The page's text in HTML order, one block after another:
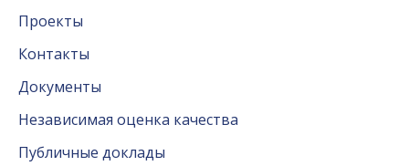
Проекты
Контакты
Документы
Независимая оценка качества
Публичные доклады